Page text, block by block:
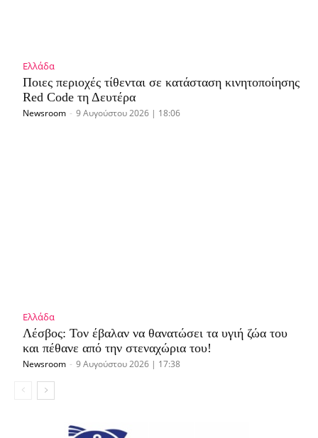
Ελλάδα
Ποιες περιοχές τίθενται σε κατάσταση κινητοποίησης
Red Code τη Δευτέρα
Newsroom - 9 Αυγούστου 2026 | 18:06
Ελλάδα
Λέσβος: Τον έβαλαν να θανατώσει τα υγιή ζώα του
και πέθανε από την στεναχώρια του!
Newsroom - 9 Αυγούστου 2026 | 17:38